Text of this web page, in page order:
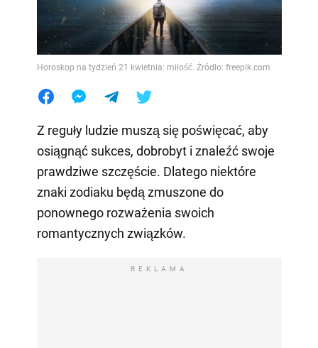
Horoskop na tydzień 21 kwietnia: miłość. Źródło: freepik.com
Z reguły ludzie muszą się poświęcać, aby
osiągnąć sukces, dobrobyt i znaleźć swoje
prawdziwe szczęście. Dlatego niektóre
znaki zodiaku będą zmuszone do
ponownego rozważenia swoich
romantycznych związków.
REKLAMA